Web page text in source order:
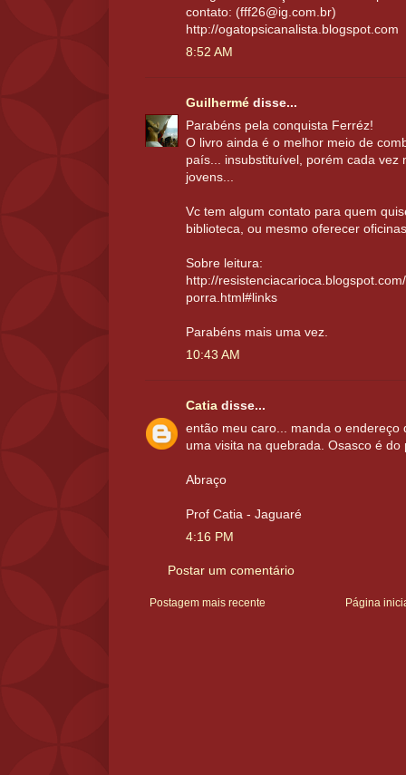
contato: (fff26@ig.com.br)
http://ogatopsicanalista.blogspot.com
8:52 AM
Guilhermé disse...
Parabéns pela conquista Ferréz!
O livro ainda é o melhor meio de
país... insubstituível, porém cada vez
jovens...
Vc tem algum contato para quem
biblioteca, ou mesmo oferecer
Sobre leitura:
http://
porra.html#links
Parabéns mais uma vez.
10:43 AM
Catia disse...
então meu caro... manda o endereço
uma visita na quebrada. Osasco é
Abraço
Prof Catia - Jaguaré
4:16 PM
Postar um comentário
Postagem mais recente Página